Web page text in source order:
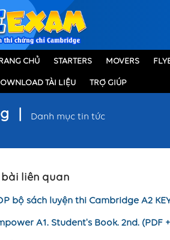
CHỦ STARTERS MOVERS
TÀI LIỆU TRỢ GIÚP
Danh mục tin tức
bài liên quan
bộ sách luyện thi Cambridge A2
A1. Student's Book. 2nd. (PDF